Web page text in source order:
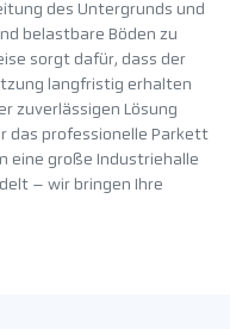
des Untergrunds und
belastbare Böden zu
sorgt dafür, dass der
langfristig erhalten
zuverlässigen Lösung
das professionelle Parkett
eine große Industriehalle
– wir bringen Ihre